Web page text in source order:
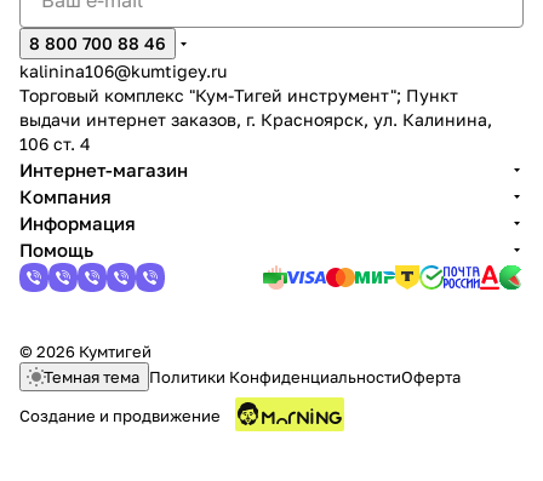
8 800 700 88 46
kalinina106@kumtigey.ru
Торговый комплекс "Кум-Тигей инструмент"; Пункт
выдачи интернет заказов, г. Красноярск, ул. Калинина,
106 ст. 4
Интернет-магазин
Компания
Информация
Помощь
© 2026 Кумтигей
Темная тема Политики КонфиденциальностиОферта
Создание и продвижение